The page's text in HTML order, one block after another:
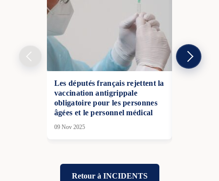
Les députés français rejettent la
vaccination antigrippale
obligatoire pour les personnes
âgées et le personnel médical
09 Nov 2025
Retour à INCIDENTS